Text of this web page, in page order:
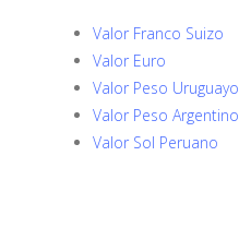
Valor Franco Suizo
Valor Euro
Valor Peso Uruguayo
Valor Peso Argentino
Valor Sol Peruano